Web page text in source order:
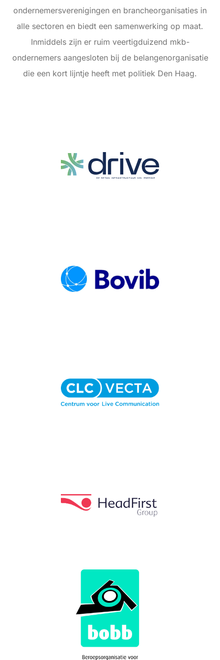
ondernemersverenigingen en brancheorganisaties in
alle sectoren en biedt een samenwerking op maat.
Inmiddels zijn er ruim veertigduizend mkb-
ondernemers aangesloten bij de belangenorganisatie
die een kort lijntje heeft met politiek Den Haag.